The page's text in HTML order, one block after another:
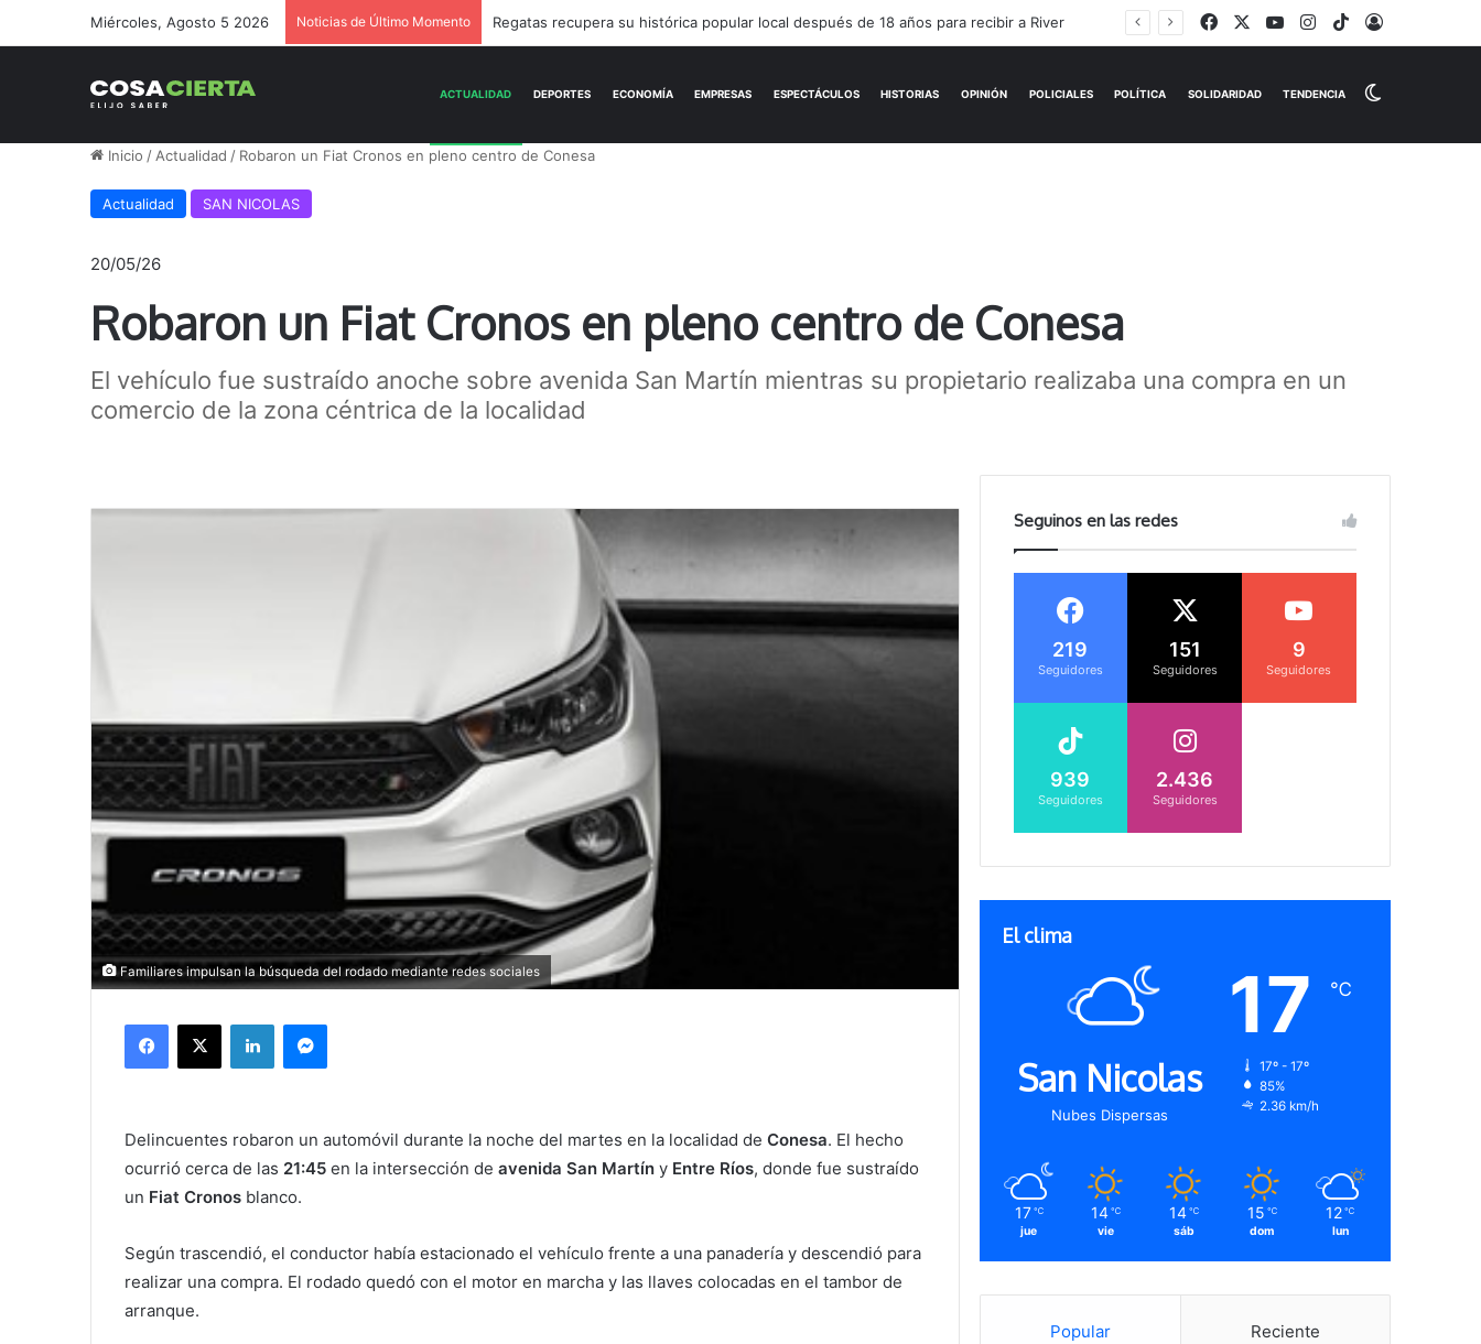
Miércoles, Agosto 5 2026 Noticias de Último Momento Encuentro cultural con arte, música y una feria abierta FacebookYouTubeInstagram
TikTokIniciar
Inicio / Actualidad / Robaron un Fiat Cronos en pleno centro de Conesa
Actualidad SAN NICOLAS
20/05/26
Robaron un Fiat Cronos en pleno centro de Conesa
El vehículo fue sustraído anoche sobre avenida San Martín mientras su propietario realizaba una compra en un
comercio de la zona céntrica de la localidad
Familiares impulsan la búsqueda del rodado mediante redes sociales
X LinkedIn
Delincuentes robaron un automóvil durante la noche del martes en la localidad deConesa. El hecho
ocurrió cerca de las 21:45 en la intersección deavenida San Martín y Entre Ríos, donde fue sustraído
un Fiat Cronos blanco.
Según trascendió, el conductor había estacionado el vehículo frente a una panadería y descendió para
realizar una compra. El rodado quedó con el motor en marcha y las llaves colocadas en el tambor de
arranque.
Seguinos en las redes
219
Seguidores
151
Seguidores
9
Seguidores
939
Seguidores
2.436
Seguidores
El clima
San Nicolas
Nubes Dispersas
17 ℃
17º - 17º
85%
2.36 km/h
17 ℃
jue
14 ℃
vie
14 ℃
sáb
15 ℃
dom
12 ℃
lun
Popular Reciente